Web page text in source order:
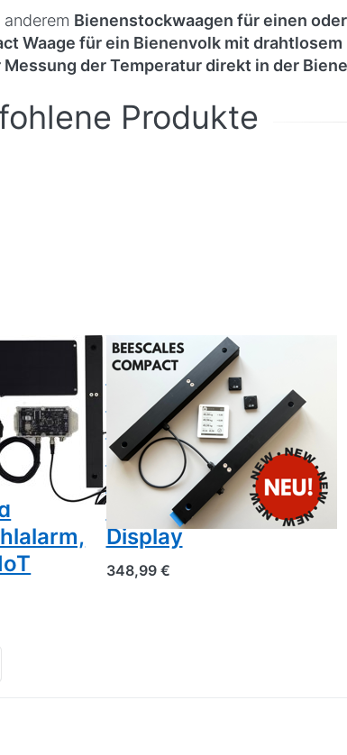
Bienenstockwaagen für einen
Waage für ein Bienenvolk mit drahtlosem
der Temperatur direkt in der
Produkte
+
BEESCALES
Beescales
Compact
Bienenstockwaage
für ein
Bienenvolk mit
drahtlosem
Display
348,99 €